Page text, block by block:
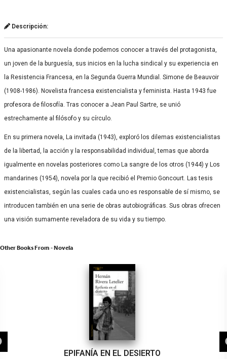
Descripción:
Una apasionante novela donde podemos conocer a través del protagonista,
un joven de la burguesía, sus inicios en la lucha sindical y su experiencia en
la Resistencia Francesa, en la Segunda Guerra Mundial. Simone de Beauvoir
(1908-1986). Novelista francesa existencialista y feminista. Hasta 1943 fue
profesora de filosofía. Tras conocer a Jean Paul Sartre, se unió
estrechamente al filósofo y su círculo.
En su primera novela, La invitada (1943), exploró los dilemas existencialistas
de la libertad, la acción y la responsabilidad individual, temas que aborda
igualmente en novelas posteriores como La sangre de los otros (1944) y Los
mandarines (1954), novela por la que recibió el Premio Goncourt. Las tesis
existencialistas, según las cuales cada uno es responsable de sí mismo, se
introducen también en una serie de obras autobiográficas. Sus obras ofrecen
una visión sumamente reveladora de su vida y su tiempo.
Other Books From - Novela
EPIFANÍA EN EL DESIERTO